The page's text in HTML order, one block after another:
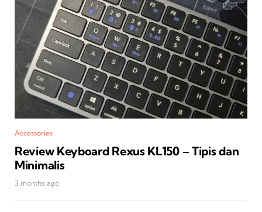
Accessories
Review Keyboard Rexus KL150 – Tipis dan
Minimalis
3 months ago